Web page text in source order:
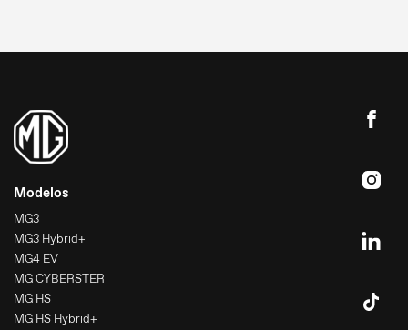
Modelos
MG3
MG3 Hybrid+
MG4 EV
MG CYBERSTER
MG HS
MG HS Hybrid+